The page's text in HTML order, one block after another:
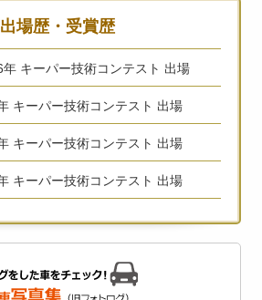
出場歴・受賞歴
キーパー技術コンテスト 出場
キーパー技術コンテスト 出場
キーパー技術コンテスト 出場
キーパー技術コンテスト 出場